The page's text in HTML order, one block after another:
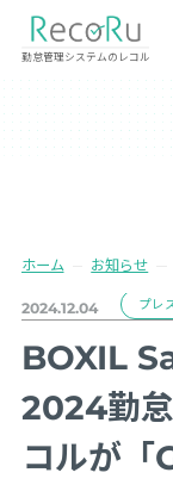
勤怠管理システムのレコル
ホーム お知らせ
2024.12.04 プレ
BOXIL
2024勤
コルが